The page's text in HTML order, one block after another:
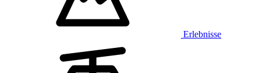
Erlebnisse